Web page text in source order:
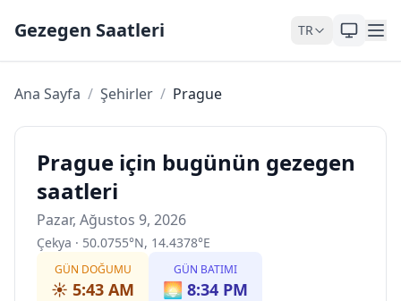
Gezegen Saatleri TR
Ana Sayfa / Şehirler / Prague
Prague için bugünün gezegen
saatleri
Pazar, Ağustos 9, 2026
Çekya · 50.0755°N, 14.4378°E
GÜN DOĞUMU
☀️ 5:43 AM
GÜN BATIMI
🌅 8:34 PM